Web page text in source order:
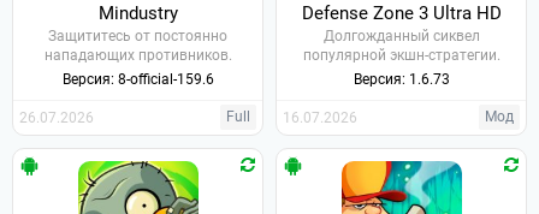
Mindustry
Защититесь от постоянно
нападающих противников.
Версия: 8-official-159.6
26.07.2026 Full
Defense Zone 3 Ultra HD
Долгожданный сиквел
популярной экшн-стратегии.
Версия: 1.6.73
16.07.2026 Мод